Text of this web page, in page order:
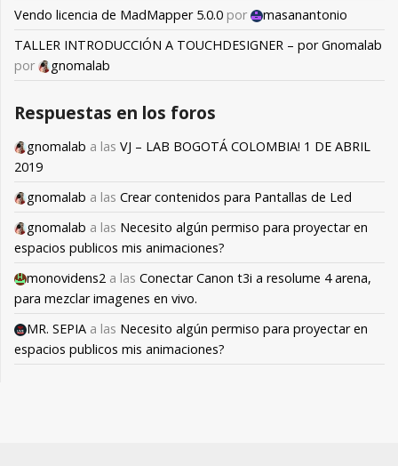
Vendo licencia de MadMapper 5.0.0 por
masanantonio
TALLER INTRODUCCIÓN A TOUCHDESIGNER – por Gnomalab
por
gnomalab
Respuestas en los foros
gnomalab a las VJ – LAB BOGOTÁ COLOMBIA! 1 DE ABRIL
2019
gnomalab a las Crear contenidos para Pantallas de Led
gnomalab a las Necesito algún permiso para proyectar en
espacios publicos mis animaciones?
monovidens2 a las Conectar Canon t3i a resolume 4 arena,
para mezclar imagenes en vivo.
MR. SEPIA a las Necesito algún permiso para proyectar en
espacios publicos mis animaciones?